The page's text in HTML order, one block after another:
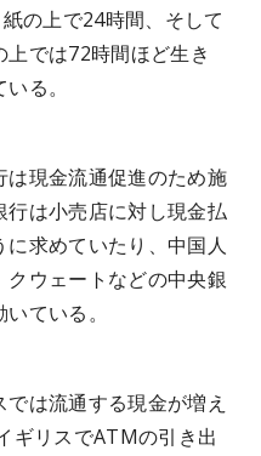
の上で24時間、そして
では72時間ほど生き
る。
は現金流通促進のため施
は小売店に対し現金払
求めていたり、中国人
ウェートなどの中央銀
ている。
は流通する現金が増え
ギリスでATMの引き出